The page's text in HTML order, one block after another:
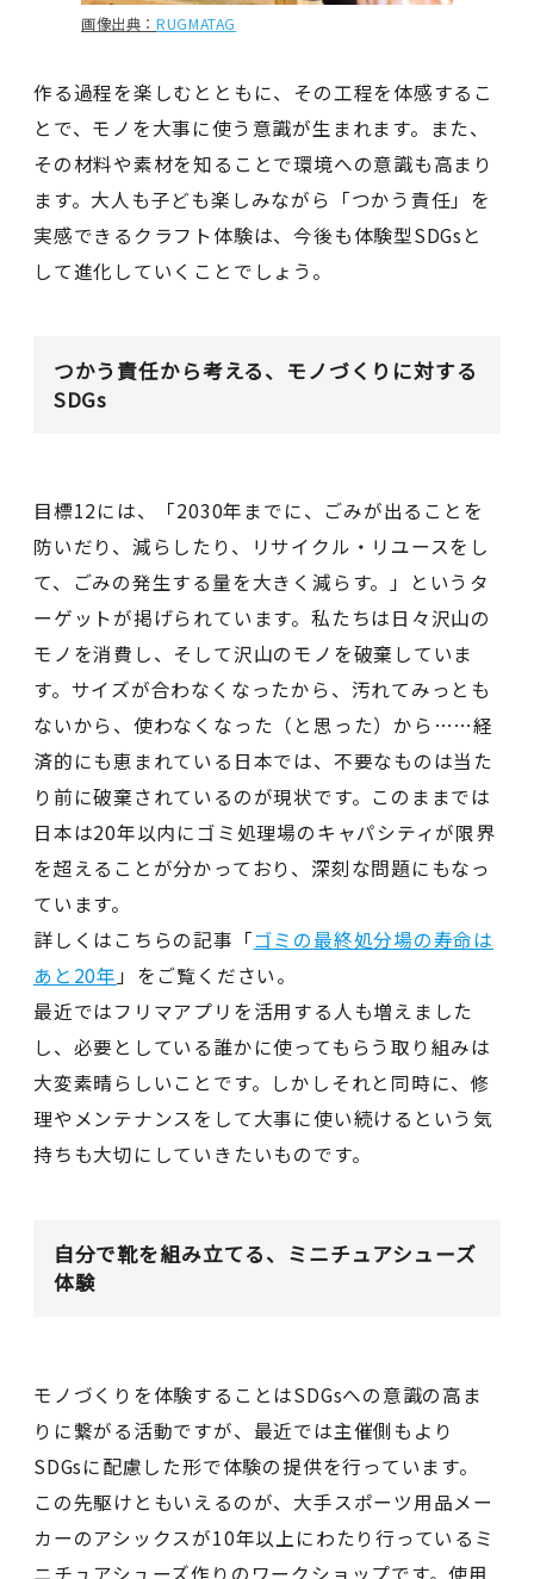
画像出典：RUGMATAG
作る過程を楽しむとともに、その工程を体感するこ
とで、モノを大事に使う意識が生まれます。また、
その材料や素材を知ることで環境への意識も高まり
ます。大人も子ども楽しみながら「つかう責任」を
実感できるクラフト体験は、今後も体験型SDGsと
して進化していくことでしょう。
つかう責任から考える、モノづくりに対する
SDGs
目標12には、「2030年までに、ごみが出ることを
防いだり、減らしたり、リサイクル・リユースをし
て、ごみの発生する量を大きく減らす。」というタ
ーゲットが掲げられています。私たちは日々沢山の
モノを消費し、そして沢山のモノを破棄していま
す。サイズが合わなくなったから、汚れてみっとも
ないから、使わなくなった（と思った）から……経
済的にも恵まれている日本では、不要なものは当た
り前に破棄されているのが現状です。このままでは
日本は20年以内にゴミ処理場のキャパシティが限界
を超えることが分かっており、深刻な問題にもなっ
ています。
詳しくはこちらの記事「ゴミの最終処分場の寿命は
あと20年 」をご覧ください。
最近ではフリマアプリを活用する人も増えました
し、必要としている誰かに使ってもらう取り組みは
大変素晴らしいことです。しかしそれと同時に、修
理やメンテナンスをして大事に使い続けるという気
持ちも大切にしていきたいものです。
自分で靴を組み立てる、ミニチュアシューズ
体験
モノづくりを体験することはSDGsへの意識の高ま
りに繋がる活動ですが、最近では主催側もより
SDGsに配慮した形で体験の提供を行っています。
この先駆けともいえるのが、大手スポーツ用品メー
カーのアシックスが10年以上にわたり行っているミ
ニチュアシューズ作りのワークショップです。使用